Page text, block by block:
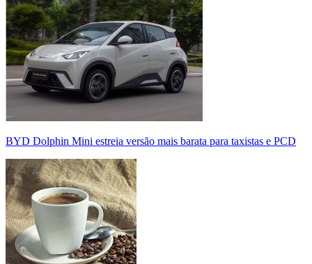
BYD Dolphin Mini estreia versão mais barata para taxistas e PCD